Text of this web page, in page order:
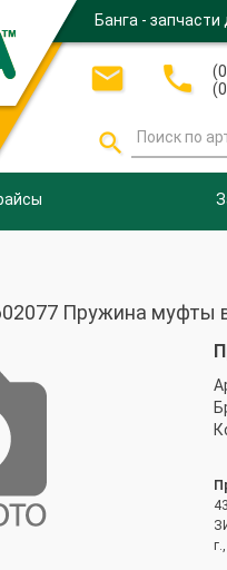
Банга -
 

Пружина муфты